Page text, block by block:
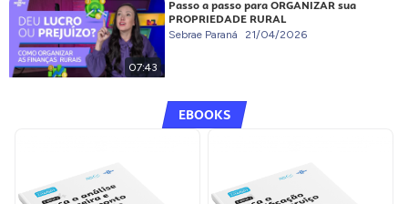
07:43
Passo a passo para ORGANIZAR sua
PROPRIEDADE RURAL
Sebrae Paraná 21/04/2026
EBOOKS